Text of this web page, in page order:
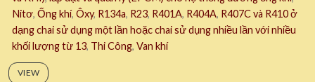
Nitơ, Ống khí, Ôxy, R134a, R23, R401A, R404A, R407C và R410 ở
dạng chai sử dụng một lần hoặc chai sử dụng nhiều lần với nhiều
khối lượng từ 13, Thi Công, Van khí
VIEW